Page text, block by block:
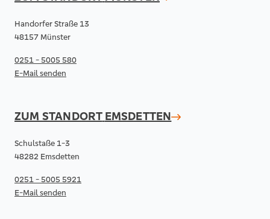
Handorfer Straße 13
48157 Münster
0251 - 5005 580
E-Mail senden
ZUM STANDORT EMSDETTEN
Schulstaße 1-3
48282 Emsdetten
0251 - 5005 5921
E-Mail senden